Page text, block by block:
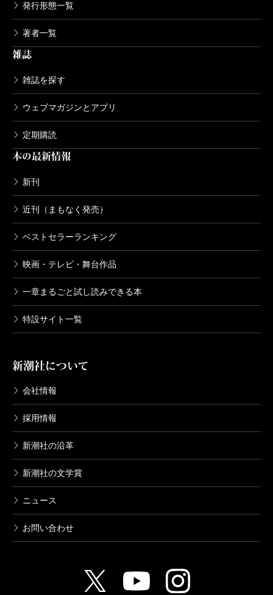
発行形態一覧
著者一覧
雑誌
雑誌を探す
ウェブマガジンとアプリ
定期購読
本の最新情報
新刊
近刊（まもなく発売）
ベストセラーランキング
映画・テレビ・舞台作品
一章まるごと試し読みできる本
特設サイト一覧
新潮社について
会社情報
採用情報
新潮社の沿革
新潮社の文学賞
ニュース
お問い合わせ